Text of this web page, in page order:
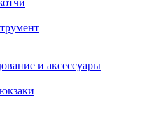
и аксессуары